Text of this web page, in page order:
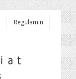
Regulamin